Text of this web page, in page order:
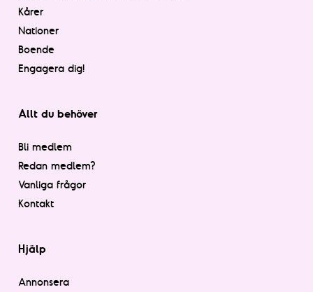
Kårer
Nationer
Boende
Engagera dig!
Allt du behöver
Bli medlem
Redan medlem?
Vanliga frågor
Kontakt
Hjälp
Annonsera